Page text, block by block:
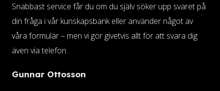
Snabbast service får du om du själv söker upp svaret på
din fråga i vår kunskapsbank eller använder något av
våra formulär – men vi gör givetvis allt för att svara dig
även via telefon.
Gunnar Ottosson